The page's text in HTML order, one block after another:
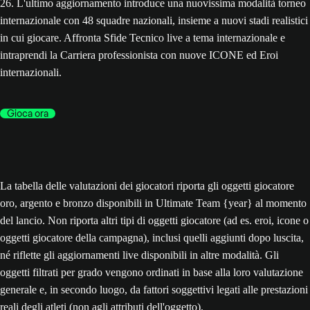
26. L'ultimo aggiornamento introduce una nuovissima modalità torneo
internazionale con 48 squadre nazionali, insieme a nuovi stadi realistici
in cui giocare. Affronta Sfide Tecnico live a tema internazionale e
intraprendi la Carriera professionista con nuove ICONE ed Eroi
internazionali.
Gioca ora
La tabella delle valutazioni dei giocatori riporta gli oggetti giocatore
oro, argento e bronzo disponibili in Ultimate Team {year} al momento
del lancio. Non riporta altri tipi di oggetti giocatore (ad es. eroi, icone o
oggetti giocatore della campagna), inclusi quelli aggiunti dopo luscita,
né riflette gli aggiornamenti live disponibili in altre modalità. Gli
oggetti filtrati per grado vengono ordinati in base alla loro valutazione
generale e, in secondo luogo, da fattori soggettivi legati alle prestazioni
reali degli atleti (non agli attributi dell'oggetto).